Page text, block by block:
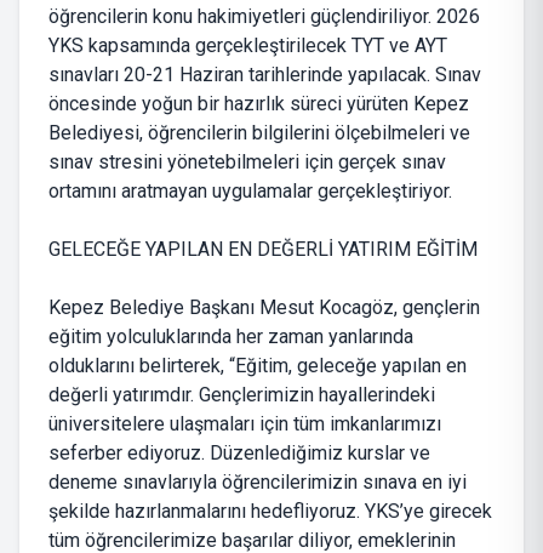
öğrencilerin konu hakimiyetleri güçlendiriliyor. 2026
YKS kapsamında gerçekleştirilecek TYT ve AYT
sınavları 20-21 Haziran tarihlerinde yapılacak. Sınav
öncesinde yoğun bir hazırlık süreci yürüten Kepez
Belediyesi, öğrencilerin bilgilerini ölçebilmeleri ve
sınav stresini yönetebilmeleri için gerçek sınav
ortamını aratmayan uygulamalar gerçekleştiriyor.
GELECEĞE YAPILAN EN DEĞERLİ YATIRIM EĞİTİM
Kepez Belediye Başkanı Mesut Kocagöz, gençlerin
eğitim yolculuklarında her zaman yanlarında
olduklarını belirterek, “Eğitim, geleceğe yapılan en
değerli yatırımdır. Gençlerimizin hayallerindeki
üniversitelere ulaşmaları için tüm imkanlarımızı
seferber ediyoruz. Düzenlediğimiz kurslar ve
deneme sınavlarıyla öğrencilerimizin sınava en iyi
şekilde hazırlanmalarını hedefliyoruz. YKS’ye girecek
tüm öğrencilerimize başarılar diliyor, emeklerinin